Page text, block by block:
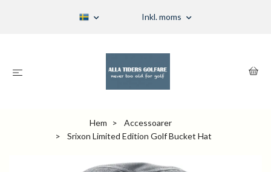
Inkl. moms
Hem
Accessoarer
Srixon Limited Edition Golf Bucket Hat